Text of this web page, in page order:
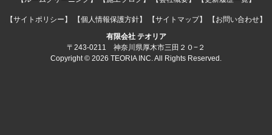
【サイトポリシー】 【個人情報保護方針】 【サイトマップ】
【お問い合わせ】
有限会社 テオリア
〒243-0211 神奈川県厚木市三田２０−２
Copyright © 2026 TEORIA INC. All Rights Reserved.